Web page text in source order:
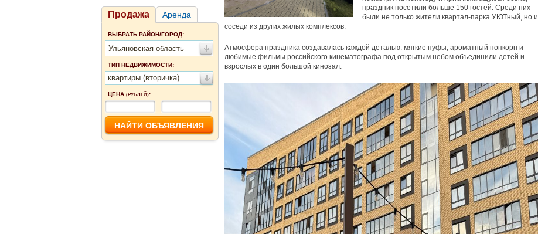
Продажа Аренда
ВЫБРАТЬ РАЙОН/ГОРОД:
Ульяновская область
ТИП НЕДВИЖИМОСТИ:
квартиры (вторичка)
ЦЕНА (РУБЛЕЙ):
-
праздник посетили больше 150 гостей. Среди них
были не только жители квартал-парка УЮТный, но и
соседи из других жилых комплексов.
Атмосфера праздника создавалась каждой деталью: мягкие пуфы, ароматный попкорн и
любимые фильмы российского кинематографа под открытым небом объединили детей и
взрослых в один большой кинозал.